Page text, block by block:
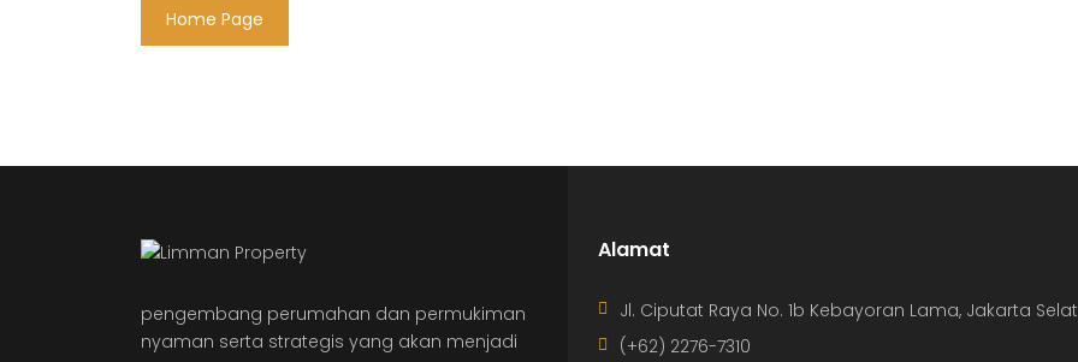
Home Page
pengembang perumahan dan permukiman
nyaman serta strategis yang akan menjadi
Alamat
Jl. Ciputat Raya No. 1b Kebayoran Lama, Jakarta
(+62) 2276-7310